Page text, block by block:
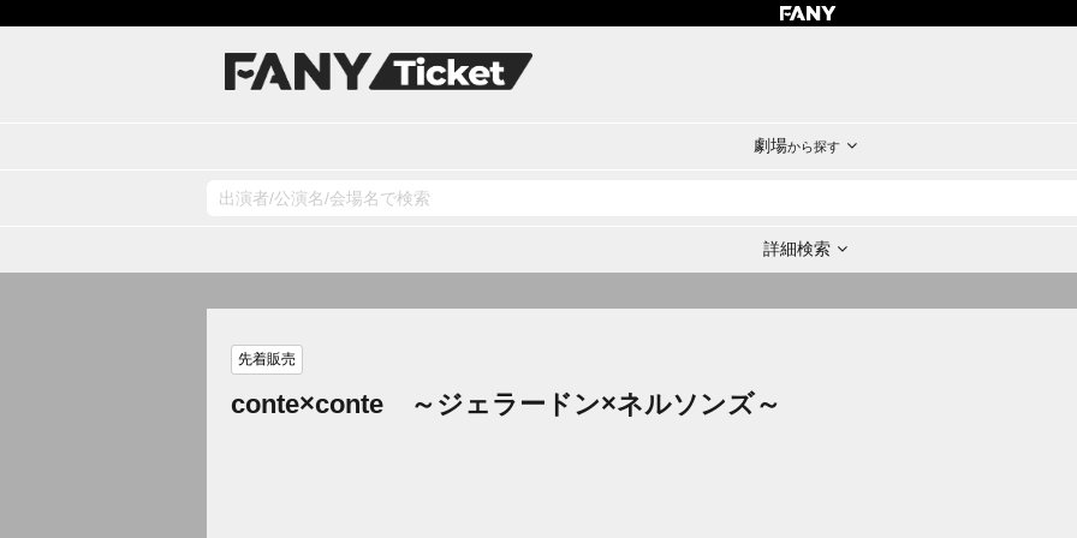
劇場から探す
詳細検索
先着販売
conte×conte ～ジェラードン×ネルソンズ～